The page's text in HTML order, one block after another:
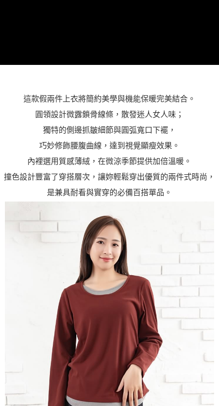
這款假兩件上衣將簡約美學與機能保暖完美結合。
圓領設計微露鎖骨線條，散發迷人女人味；
獨特的側邊抓皺細節與圓弧寬口下襬，
巧妙修飾腰腹曲線，達到視覺顯瘦效果。
內裡選用質感薄絨，在微涼季節提供加倍溫暖。
撞色設計豐富了穿搭層次，讓妳輕鬆穿出優質的兩件式時尚，
是兼具耐看與實穿的必備百搭單品。